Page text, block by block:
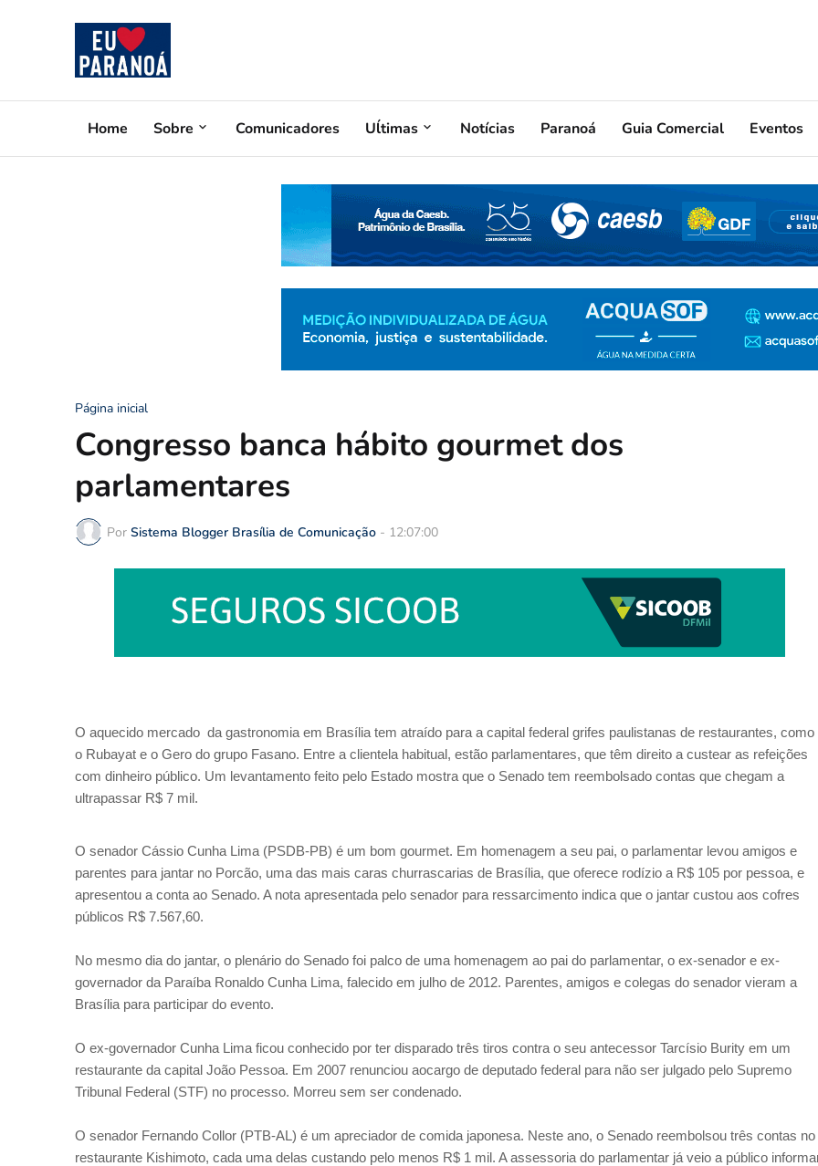
Home Sobre Comunicadores Uĺtimas Notícias Paranoá Guia Comercial Eventos
Página inicial
Congresso banca hábito gourmet dos
parlamentares
Por Sistema Blogger Brasília de Comunicação - 12:07:00
O aquecido mercado da gastronomia em Brasília tem atraído para a capital federal grifes paulistanas de restaurantes, como
o Rubayat e o Gero do grupo Fasano. Entre a clientela habitual, estão parlamentares, que têm direito a custear as refeições
com dinheiro público. Um levantamento feito pelo Estado mostra que o Senado tem reembolsado contas que chegam a
ultrapassar R$ 7 mil.
O senador Cássio Cunha Lima (PSDB-PB) é um bom gourmet. Em homenagem a seu pai, o parlamentar levou amigos e
parentes para jantar no Porcão, uma das mais caras churrascarias de Brasília, que oferece rodízio a R$ 105 por pessoa, e
apresentou a conta ao Senado. A nota apresentada pelo senador para ressarcimento indica que o jantar custou aos cofres
públicos R$ 7.567,60.
No mesmo dia do jantar, o plenário do Senado foi palco de uma homenagem ao pai do parlamentar, o ex-senador e ex-
governador da Paraíba Ronaldo Cunha Lima, falecido em julho de 2012. Parentes, amigos e colegas do senador vieram a
Brasília para participar do evento.
O ex-governador Cunha Lima ficou conhecido por ter disparado três tiros contra o seu antecessor Tarcísio Burity em um
restaurante da capital João Pessoa. Em 2007 renunciou aocargo de deputado federal para não ser julgado pelo Supremo
Tribunal Federal (STF) no processo. Morreu sem ser condenado.
O senador Fernando Collor (PTB-AL) é um apreciador de comida japonesa. Neste ano, o Senado reembolsou três contas no
restaurante Kishimoto, cada uma delas custando pelo menos R$ 1 mil. A assessoria do parlamentar já veio a público